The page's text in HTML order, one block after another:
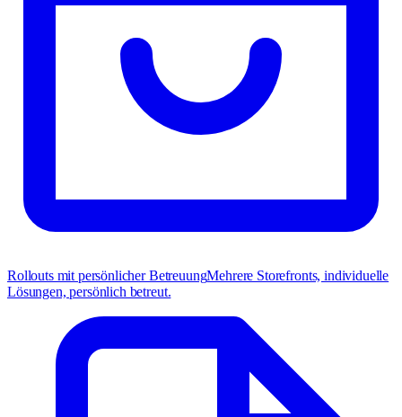
Rollouts mit persönlicher BetreuungMehrere Storefronts, individuelle
Lösungen, persönlich betreut.